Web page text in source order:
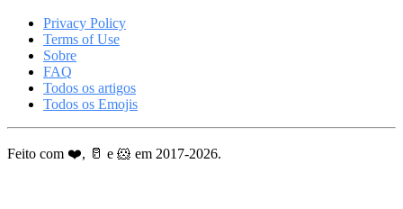
Privacy Policy
Terms of Use
Sobre
FAQ
Todos os artigos
Todos os Emojis
Feito com ❤️, 🥛 e 🐹 em 2017-2026.